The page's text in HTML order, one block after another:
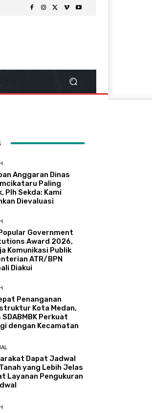
Anggaran Dinas
Paling
Plh Sekda: Kami
Dievaluasi
Government
Award 2026,
Komunikasi Publik
ATR/BPN
Diakui
Penanganan
Kota Medan,
SDABMBK Perkuat
dengan Kecamatan
Dapat Jadwal
yang Lebih Jelas
Layanan Pengukuran